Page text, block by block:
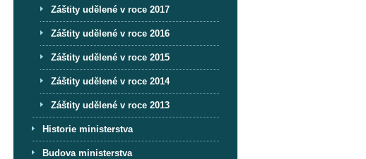
Záštity udělené v roce 2017
Záštity udělené v roce 2016
Záštity udělené v roce 2015
Záštity udělené v roce 2014
Záštity udělené v roce 2013
Historie ministerstva
Budova ministerstva